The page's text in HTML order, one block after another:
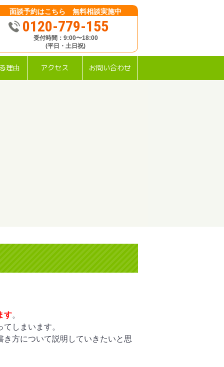
面談予約はこちら 無料相談実施中
0120-779-155
受付時間：9:00〜18:00
(平日・土日祝)
理由 アクセス お問い合わせ
す。
しまいます。
方について説明していきたいと思